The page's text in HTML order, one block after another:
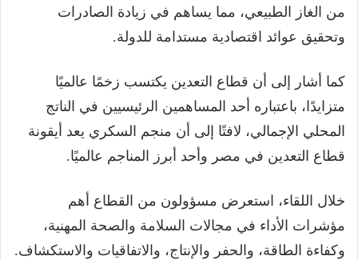
من الغاز الطبيعي، مما يساهم في زيادة الصادرات
وتحقيق عوائد اقتصادية مستدامة للدولة.
كما أشار إلى أن قطاع التعدين يكتسب زخمًا عالميًا
متزايدًا، باعتباره أحد المساهمين الرئيسيين في الناتج
المحلي الإجمالي، لافتًا إلى أن منجم السكري يعد أيقونة
قطاع التعدين في مصر وأحد أبرز المناجم عالميًا.
خلال اللقاء، استعرض مسؤولون من القطاع أهم
مؤشرات الأداء في مجالات السلامة والصحة المهنية،
وكفاءة الطاقة، والحفر والإنتاج، والاتفاقيات والاستكشاف.